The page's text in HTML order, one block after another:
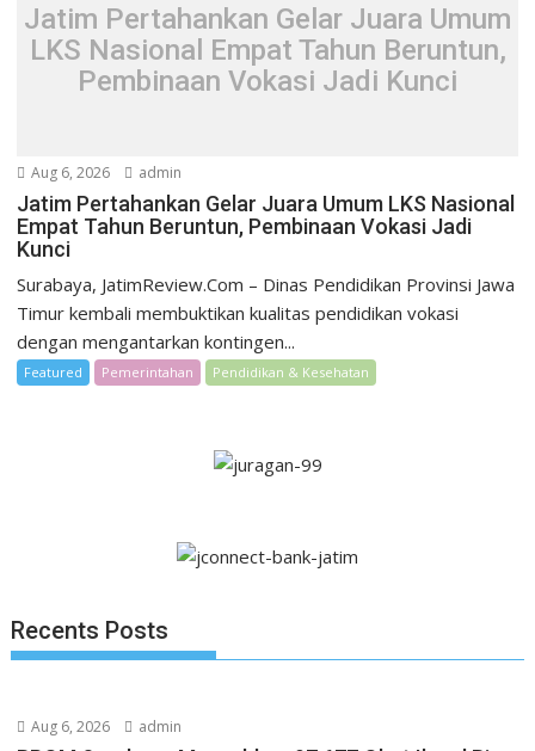
Jatim Pertahankan Gelar Juara Umum
LKS Nasional Empat Tahun Beruntun,
Pembinaan Vokasi Jadi Kunci
Aug 6, 2026 admin
Jatim Pertahankan Gelar Juara Umum LKS Nasional
Empat Tahun Beruntun, Pembinaan Vokasi Jadi
Kunci
Surabaya, JatimReview.Com – Dinas Pendidikan Provinsi Jawa
Timur kembali membuktikan kualitas pendidikan vokasi
dengan mengantarkan kontingen...
Featured Pemerintahan Pendidikan & Kesehatan
Recents Posts
Aug 6, 2026 admin